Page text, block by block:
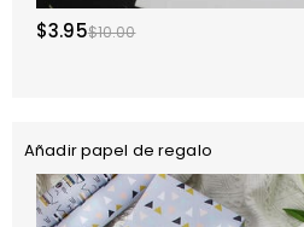
$3.95$10.00
Añadir papel de regalo